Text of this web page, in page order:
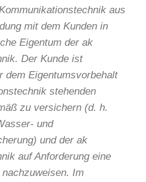
aus
mit dem Kunden in
Eigentum der ak
Der Kunde ist
dem Eigentumsvorbehalt
stehenden
zu versichern (d. h.
und
und der ak
auf Anforderung eine
Im